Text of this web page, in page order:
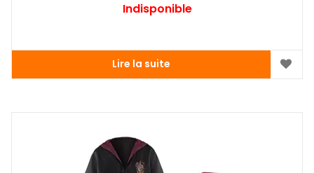
Indisponible
Lire la suite